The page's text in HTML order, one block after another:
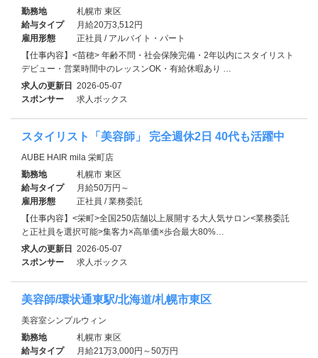
勤務地
札幌市 東区
給与タイプ
月給20万3,512円
雇用形態
正社員 / アルバイト・パート
【仕事内容】<苗穂> 年齢不問・社会保険完備・2年以内にスタイリスト
デビュー・営業時間中のレッスンOK・有給休暇あり …
求人の更新日 2026-05-07
スポンサー
求人ボックス
スタイリスト「美容師」 完全週休2日 40代も活躍中
AUBE HAIR mila 栄町店
勤務地
札幌市 東区
給与タイプ
月給50万円～
雇用形態
正社員 / 業務委託
【仕事内容】<栄町>全国250店舗以上展開する大人気サロン<業務委託
と正社員を選択可能>集客力×高単価×歩合最大80%…
求人の更新日 2026-05-07
スポンサー
求人ボックス
美容師/環状通東駅/北海道/札幌市東区
美容室シンプルウィン
勤務地
札幌市 東区
給与タイプ
月給21万3,000円～50万円